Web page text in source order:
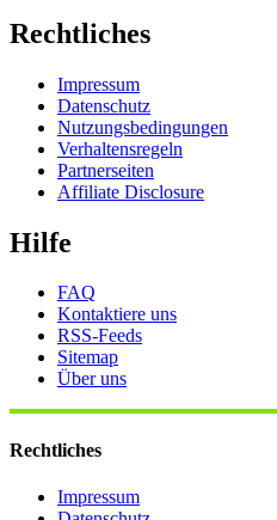
Rechtliches
Impressum
Datenschutz
Nutzungsbedingungen
Verhaltensregeln
Partnerseiten
Affiliate Disclosure
Hilfe
FAQ
Kontaktiere uns
RSS-Feeds
Sitemap
Über uns
Rechtliches
Impressum